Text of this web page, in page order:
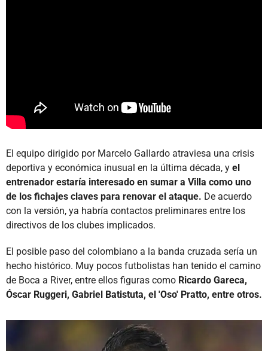
El equipo dirigido por Marcelo Gallardo atraviesa una crisis
deportiva y económica inusual en la última década, y el
entrenador estaría interesado en sumar a Villa como uno
de los fichajes claves para renovar el ataque. De acuerdo
con la versión, ya habría contactos preliminares entre los
directivos de los clubes implicados.
El posible paso del colombiano a la banda cruzada sería un
hecho histórico. Muy pocos futbolistas han tenido el camino
de Boca a River, entre ellos figuras como Ricardo Gareca,
Óscar Ruggeri, Gabriel Batistuta, el 'Oso' Pratto, entre otros.